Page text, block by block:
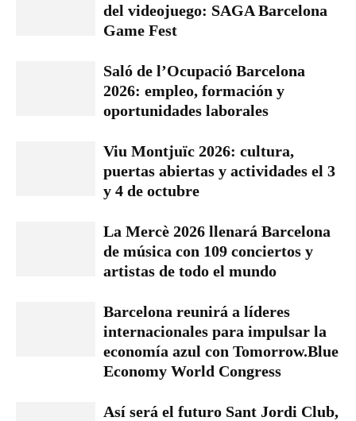
del videojuego: SAGA Barcelona
Game Fest
Saló de l’Ocupació Barcelona
2026: empleo, formación y
oportunidades laborales
Viu Montjuïc 2026: cultura,
puertas abiertas y actividades el 3
y 4 de octubre
La Mercè 2026 llenará Barcelona
de música con 109 conciertos y
artistas de todo el mundo
Barcelona reunirá a líderes
internacionales para impulsar la
economía azul con Tomorrow.Blue
Economy World Congress
Así será el futuro Sant Jordi Club,